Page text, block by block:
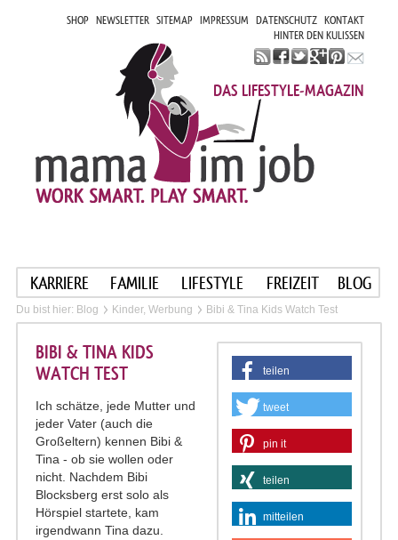
SHOP NEWSLETTER SITEMAP IMPRESSUM DATENSCHUTZ KONTAKT
HINTER DEN KULISSEN
DAS LIFESTYLE-MAGAZIN
KARRIERE FAMILIE LIFESTYLE FREIZEIT BLOG
Du bist hier: Blog Kinder, Werbung Bibi & Tina Kids Watch Test
teilen
tweet
pin it
teilen
mitteilen
BIBI & TINA KIDS
WATCH TEST
Ich schätze, jede Mutter und
jeder Vater (auch die
Großeltern) kennen Bibi &
Tina - ob sie wollen oder
nicht. Nachdem Bibi
Blocksberg erst solo als
Hörspiel startete, kam
irgendwann Tina dazu.